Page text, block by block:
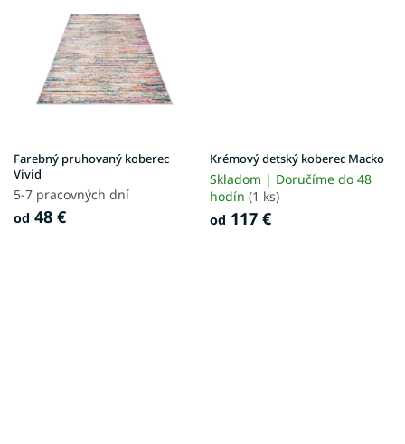
Farebný pruhovaný koberec
Vivid
5-7 pracovných dní
od 48 €
Krémový detský koberec Macko
Skladom | Doručíme do 48
hodín (1 ks)
od 117 €